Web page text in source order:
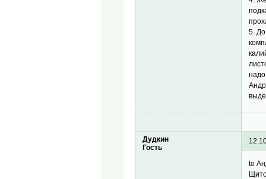
5.
Дудкин
Гость
to